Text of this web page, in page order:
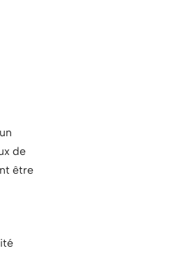
de
être